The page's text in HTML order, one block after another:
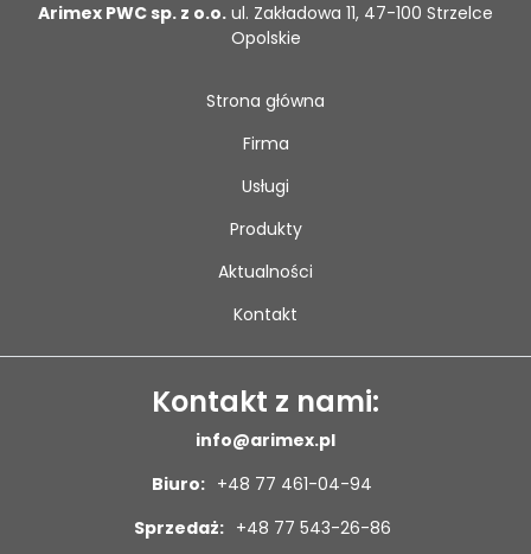
Arimex PWC sp. z o.o. ul. Zakładowa 11, 47-100 Strzelce
Opolskie
Strona główna
Firma
Usługi
Produkty
Aktualności
Kontakt
Kontakt z nami:
info@arimex.pl
Biuro: +48 77 461-04-94
Sprzedaż: +48 77 543-26-86